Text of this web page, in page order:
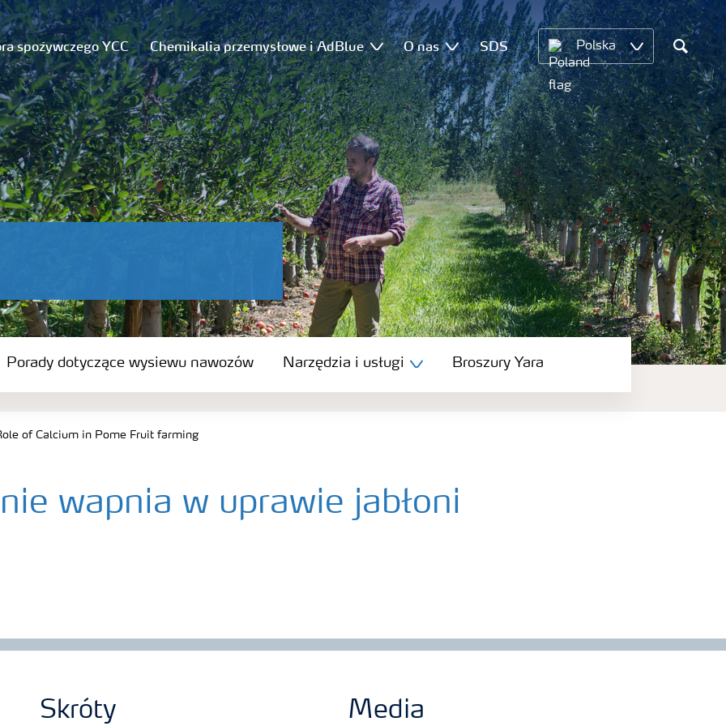
spożywczego YCC Chemikalia przemysłowe i AdBlue O nas SDS Polska
Search
Porady dotyczące wysiewu nawozów Narzędzia i usługi Broszury Yara
of Calcium in Pome Fruit farming
wapnia w uprawie jabłoni
Skróty Media